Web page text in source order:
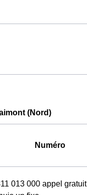
(Nord)
Numéro
013 000 appel gratuit